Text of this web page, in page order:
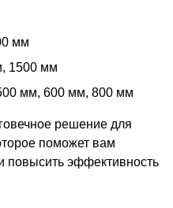
мм
1500 мм
мм, 600 мм, 800 мм
решение для
поможет вам
повысить эффективность